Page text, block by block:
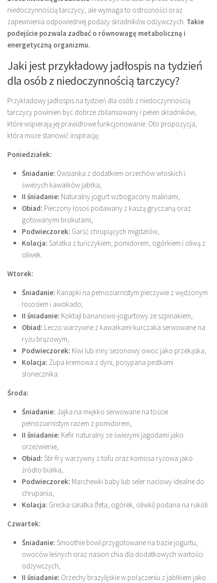
niedoczynnością tarczycy, ale wymaga to ostrożności oraz
zapewnienia odpowiedniej podaży składników odżywczych. Takie
podejście pozwala zadbać o równowagę metaboliczną i
energetyczną organizmu.
Jaki jest przykładowy jadłospis na tydzień
dla osób z niedoczynnością tarczycy?
Przykładowy jadłospis na tydzień dla osób z niedoczynnością
tarczycy powinien być dobrze zbilansowany i pełen składników,
które wspierają jej prawidłowe funkcjonowanie. Oto propozycja,
która może stanowić inspirację:
Poniedziałek:
Śniadanie: Owsianka z dodatkiem orzechów włoskich i
świeżych kawałków jabłka,
II śniadanie: Naturalny jogurt wzbogacony malinami,
Obiad: Pieczony łosoś podawany z kaszą gryczaną oraz
gotowanymi brokułami,
Podwieczorek: Garść chrupiących migdałów,
Kolacja: Sałatka z tuńczykiem, pomidorem, ogórkiem i oliwą z
oliwek.
Wtorek:
Śniadanie: Kanapki na pełnoziarnistym pieczywie z wędzonym
łososiem i awokado,
II śniadanie: Koktajl bananowo-jogurtowy ze szpinakiem,
Obiad: Leczo warzywne z kawałkami kurczaka serwowane na
ryżu brązowym,
Podwieczorek: Kiwi lub inny sezonowy owoc jako przekąska,
Kolacja: Zupa kremowa z dyni, posypana pestkami
słonecznika.
Środa:
Śniadanie: Jajka na miękko serwowane na toście
pełnoziarnistym razem z pomidorem,
II śniadanie: Kefir naturalny ze świeżymi jagodami jako
orzeźwienie,
Obiad: Stir-fry warzywny z tofu oraz komosa ryżowa jako
źródło białka,
Podwieczorek: Marchewki baby lub seler naciowy idealne do
chrupania,
Kolacja: Grecka sałatka (feta, ogórek, oliwki) podana na rukoli.
Czwartek:
Śniadanie: Smoothie bowl przygotowane na bazie jogurtu,
owoców leśnych oraz nasion chia dla dodatkowych wartości
odżywczych,
II śniadanie: Orzechy brazylijskie w połączeniu z jabłkiem jako